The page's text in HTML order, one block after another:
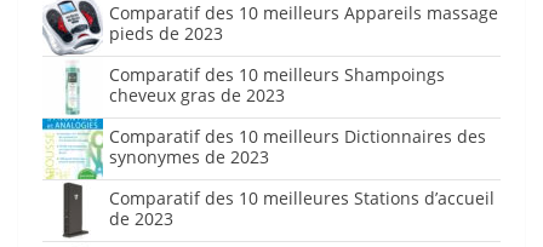
Comparatif des 10 meilleurs Appareils massage
pieds de 2023
Comparatif des 10 meilleurs Shampoings
cheveux gras de 2023
Comparatif des 10 meilleurs Dictionnaires des
synonymes de 2023
Comparatif des 10 meilleures Stations d’accueil
de 2023